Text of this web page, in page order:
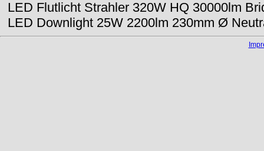
LED Flutlicht Strahler 320W HQ 30000lm
LED Downlight 25W 2200lm 230mm Ø